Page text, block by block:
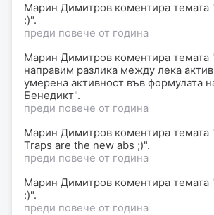
Марин Димитров коментира темата
:)".
преди повече от година
Марин Димитров коментира темата
направим разлика между лека
умерена активност във формулата
Бенедикт".
преди повече от година
Марин Димитров коментира темата
Traps are the new abs ;)".
преди повече от година
Марин Димитров коментира темата
:)".
преди повече от година